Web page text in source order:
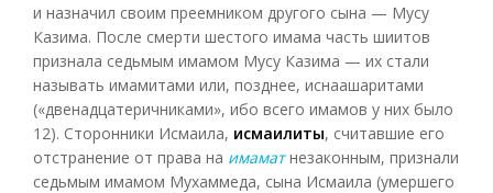
и назначил своим преемником другого сына — Мусу
Казима. После смерти шестого имама часть шиитов
признала седьмым имамом Мусу Казима — их стали
называть имамитами или, позднее, иснаашаритами
(«двенадцатеричниками», ибо всего имамов у них было
12). Сторонники Исмаила, исмаилиты, считавшие его
отстранение от права на имаматнезаконным, признали
седьмым имамом Мухаммеда, сына Исмаила (умершего